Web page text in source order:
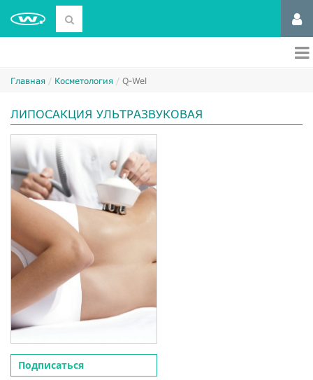
Главная Косметология Q-Wel
ЛИПОСАКЦИЯ УЛЬТРАЗВУКОВАЯ
Подписаться